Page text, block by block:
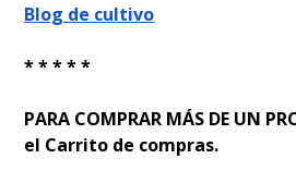
Blog de cultivo
* * * * *
PARA COMPRAR MÁS DE UN
el Carrito de compras.